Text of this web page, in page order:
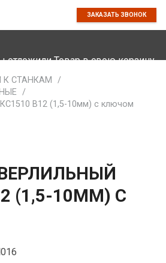
ЗАКАЗАТЬ ЗВОНОК
отложилиТоварв свою корзину.
К СТАНКАМ
/
/
В12 (1,5-10мм) с ключом
(1,5-10ММ) С